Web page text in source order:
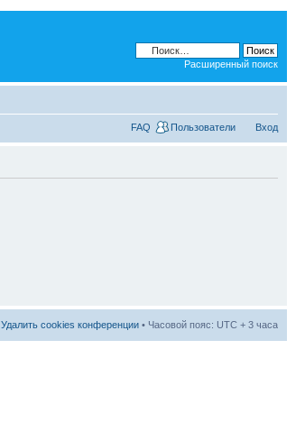
Расширенный поиск
FAQ Пользователи Вход
Удалить cookies конференции • Часовой пояс: UTC + 3 часа